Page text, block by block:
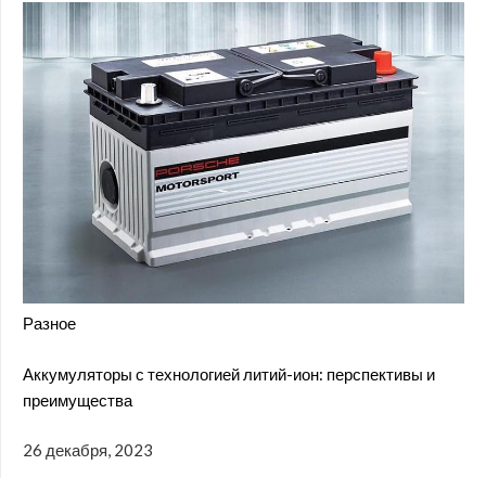
Разное
Аккумуляторы с технологией литий-ион: перспективы и
преимущества
26 декабря, 2023